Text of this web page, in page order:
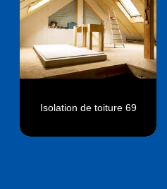
Isolation de toiture 69